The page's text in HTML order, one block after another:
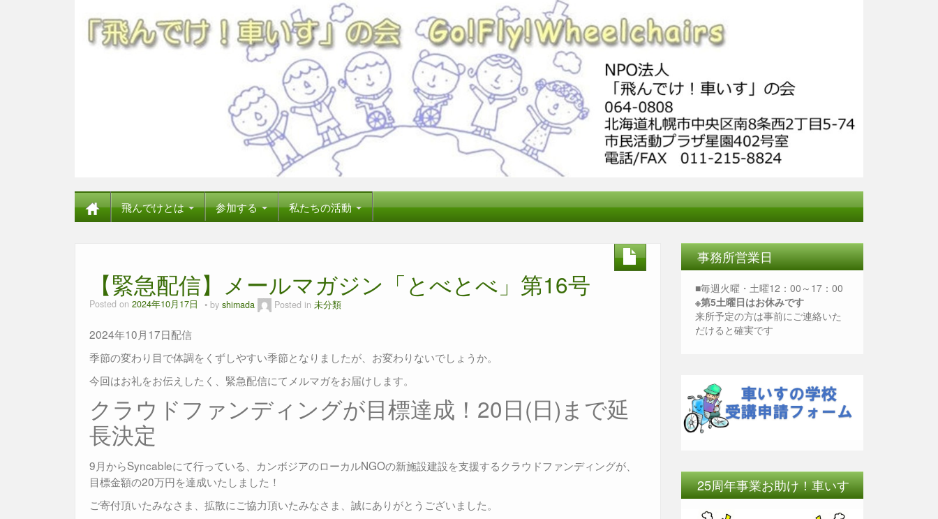
飛んでけとは 参加する 私たちの活動
【緊急配信】メールマガジン「とべとべ」第16号
Posted on 2024年10月17日 by shimada Posted in 未分類
2024年10月17日配信
季節の変わり目で体調をくずしやすい季節となりましたが、お変わりないでしょうか。
今回はお礼をお伝えしたく、緊急配信にてメルマガをお届けします。
クラウドファンディングが目標達成！20日(日)まで延
長決定
9月からSyncableにて行っている、カンボジアのローカルNGOの新施設建設を支援するクラウドファンディングが、
目標金額の20万円を達成いたしました！
ご寄付頂いたみなさま、拡散にご協力頂いたみなさま、誠にありがとうございました。
事務所営業日
■毎週火曜・土曜12：00～17：00
※第5土曜日はお休みです
来所予定の方は事前にご連絡いた
だけると確実です
25周年事業お助け！車いす